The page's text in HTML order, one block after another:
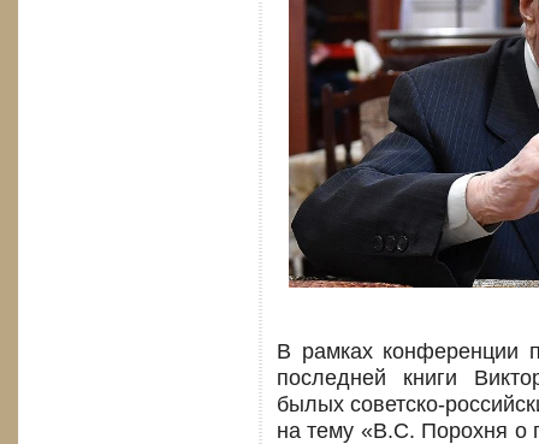
В рамках конференции
последней книги
былых советско-
на тему «В.С. Порохня о